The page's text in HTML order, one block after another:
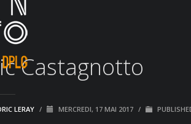
Castagnotto
LERAY / MERCREDI, 17 MAI 2017 /